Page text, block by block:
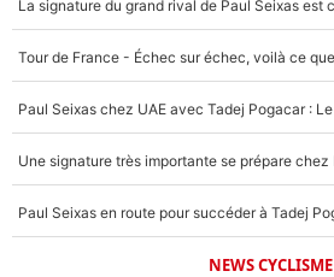
NEWS CYCLISME